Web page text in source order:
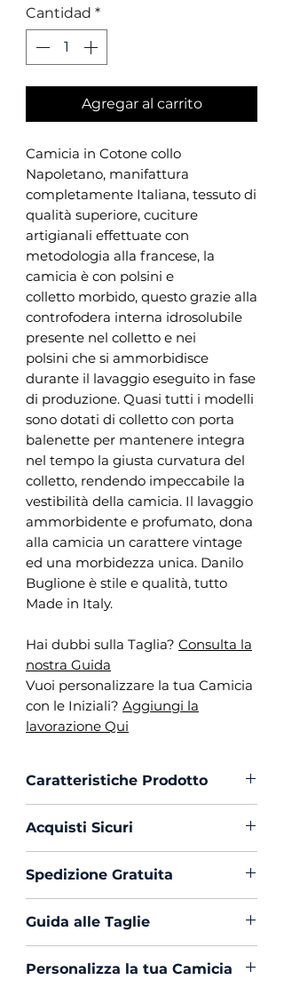
Cantidad *
Agregar al carrito
Camicia in Cotone collo
Napoletano, manifattura
completamente Italiana, tessuto di
qualità superiore, cuciture
artigianali effettuate con
metodologia alla francese, la
camicia è con polsini e
colletto morbido, questo grazie alla
controfodera interna idrosolubile
presente nel colletto e nei
polsini che si ammorbidisce
durante il lavaggio eseguito in fase
di produzione. Quasi tutti i modelli
sono dotati di colletto con porta
balenette per mantenere integra
nel tempo la giusta curvatura del
colletto, rendendo impeccabile la
vestibilità della camicia. Il lavaggio
ammorbidente e profumato, dona
alla camicia un carattere vintage
ed una morbidezza unica. Danilo
Buglione è stile e qualità, tutto
Made in Italy.
Hai dubbi sulla Taglia? Consulta la
nostra Guida
Vuoi personalizzare la tua Camicia
con le Iniziali? Aggiungi la
lavorazione Qui
Caratteristiche Prodotto
Collo : Napoletano
Polso :Tondo
Composizione :100% Cotone
Mouche :Si
Produzione :100% Made in
Italy
Trattamento :Lavaggio
Acquisti Sicuri
sicurezza con PayPal o Carta di
Creedito
Spedizione Gratuita
Gratuita
Guida alle Taglie
e Consulta la nostra Guida.
Personalizza la tua Camicia